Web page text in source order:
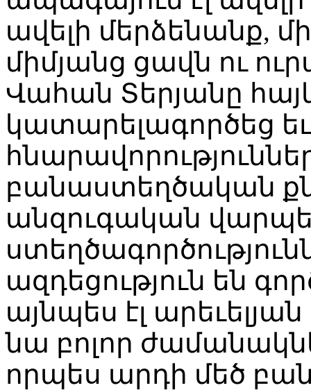
ավելի մերձենանք,
միմյանց ցավն ու
Վահան Տերյանը
կատարելագործեց
բանաստեղծական
անզուգական
ազդեցություն են
այնպես էլ
նա բոլոր
որպես արդի մեծ